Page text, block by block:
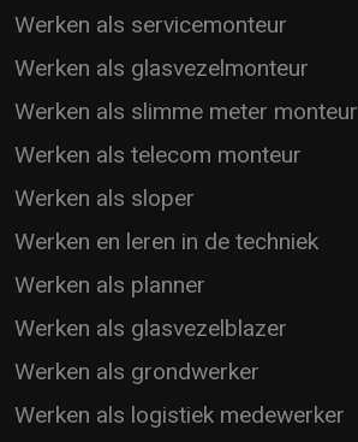
Werken als servicemonteur
Werken als glasvezelmonteur
Werken als slimme meter monteur
Werken als telecom monteur
Werken als sloper
Werken en leren in de techniek
Werken als planner
Werken als glasvezelblazer
Werken als grondwerker
Werken als logistiek medewerker